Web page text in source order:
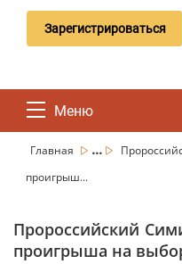
Зарегистрироваться
Меню
Главная ...
проигрыш...
Пророссийский
проигрыша на